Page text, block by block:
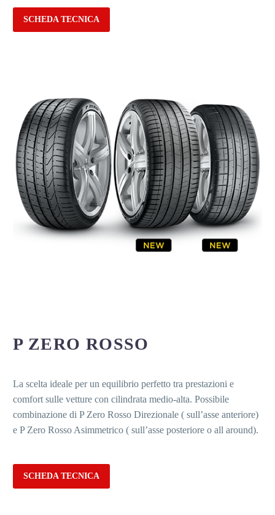
SCHEDA TECNICA
P ZERO ROSSO
La scelta ideale per un equilibrio perfetto tra prestazioni e
comfort sulle vetture con cilindrata medio-alta. Possibile
combinazione di P Zero Rosso Direzionale ( sull’asse anteriore)
e P Zero Rosso Asimmetrico ( sull’asse posteriore o all around).
SCHEDA TECNICA